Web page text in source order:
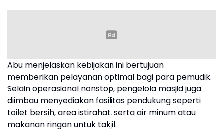
Abu menjelaskan kebijakan ini bertujuan
memberikan pelayanan optimal bagi para pemudik.
Selain operasional nonstop, pengelola masjid juga
diimbau menyediakan fasilitas pendukung seperti
toilet bersih, area istirahat, serta air minum atau
makanan ringan untuk takjil.